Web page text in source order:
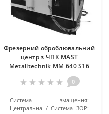
Фрезерний оброблювальний
центр з ЧПК MAST
Metalltechnik ММ 640 S16
0
Система змащення:
Центральна
Система ЗОР: